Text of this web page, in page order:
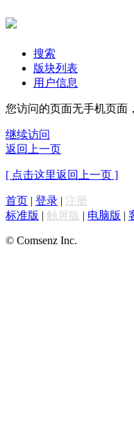
搜索
版块列表
用户信息
您访问的页面无手机页面
继续访问
返回上一页
[ 点击这里返回上一页 ]
首页 | 登录 | 注册
标准版 | 触屏版 | 电脑版 |
© Comsenz Inc.